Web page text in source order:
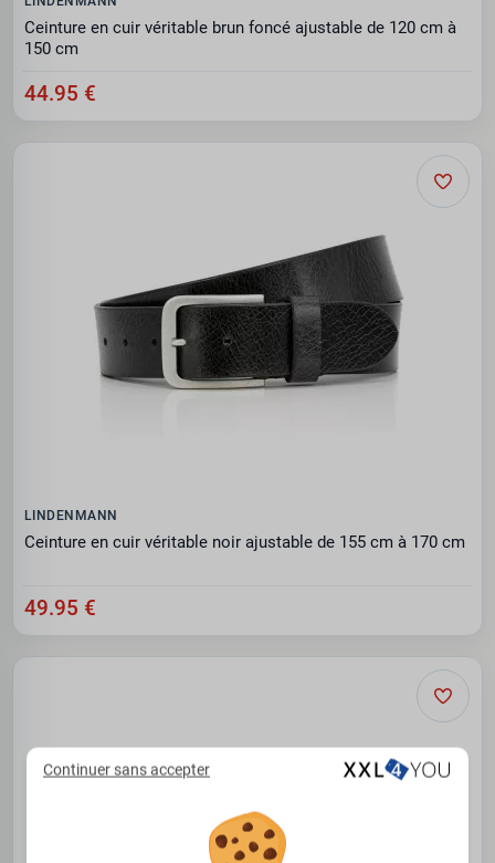
Ceinture en cuir véritable brun foncé ajustable de 120 cm à
150 cm
44.95 €
LINDENMANN
Ceinture en cuir véritable noir ajustable de 155 cm à 170 cm
49.95 €
Continuer sans accepter